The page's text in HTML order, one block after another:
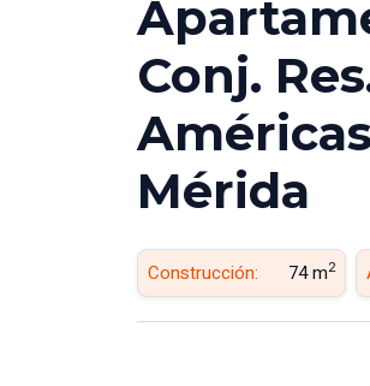
Conj.
Mérida
Construcción: 74 m2